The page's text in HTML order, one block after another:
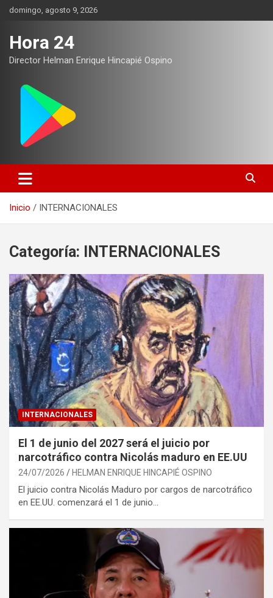
Saltardomingo, agosto 9, 2026
Hora 24
Director Helman Enrique Hincapié Ospino
Inicio INTERNACIONALES
Categoría: INTERNACIONALES
INTERNACIONALES
El 1 de junio del 2027 será el juicio por
narcotráfico contra Nicolás maduro en EE.UU
24/07/2026 HELMAN ENRIQUE HINCAPIÉ OSPINO
El juicio contra Nicolás Maduro por cargos de narcotráfico
en EE.UU. comenzará el 1 de junio…